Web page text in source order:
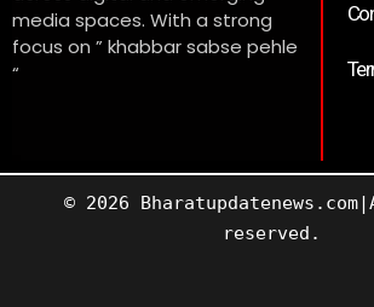
media spaces. With a strong
focus on ” khabbar sabse pehle
“
© 2026
reserved.